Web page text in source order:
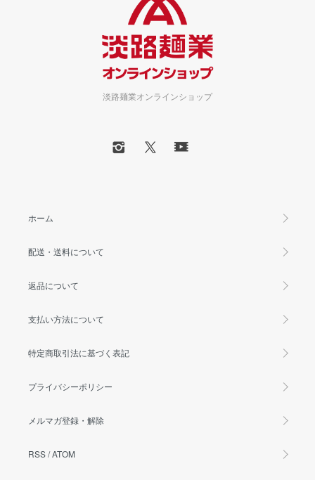
淡路麺業オンラインショップ
ホーム
配送・送料について
返品について
支払い方法について
特定商取引法に基づく表記
プライバシーポリシー
メルマガ登録・解除
RSS/ATOM